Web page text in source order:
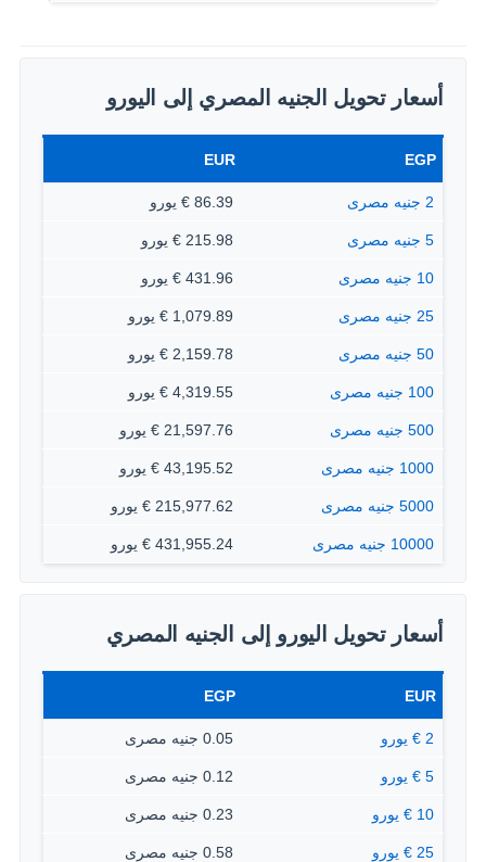
أسعار تحويل الجنيه المصري إلى اليورو
EGP
EUR
2 جنيه مصرى 86.39 € يورو
5 جنيه مصرى 215.98 € يورو
10 جنيه مصرى 431.96 € يورو
25 جنيه مصرى 1,079.89 € يورو
50 جنيه مصرى 2,159.78 € يورو
100 جنيه مصرى 4,319.55 € يورو
500 جنيه مصرى 21,597.76 € يورو
1000 جنيه مصرى 43,195.52 € يورو
5000 جنيه مصرى 215,977.62 € يورو
10000 جنيه مصرى 431,955.24 € يورو
أسعار تحويل اليورو إلى الجنيه المصري
EUR
EGP
2 € يورو 0.05 جنيه مصرى
5 € يورو 0.12 جنيه مصرى
10 € يورو 0.23 جنيه مصرى
25 € يورو 0.58 جنيه مصرى